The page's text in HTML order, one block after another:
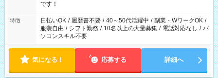
です！
特徴 日払いOK / 履歴書不要 / 40～50代活躍中 / 副業・WワークOK /
服装自由 / シフト勤務 / 10名以上の大量募集 / 電話対応なし / パ
ソコンスキル不要
気になる！ 応募する 詳細へ